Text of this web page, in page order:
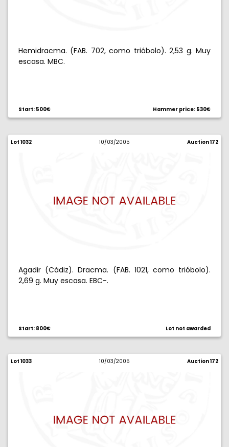
Hemidracma. (FAB. 702, como trióbolo). 2,53 g. Muy
escasa. MBC.
Start: 500€ Hammer price: 530€
Lot 1032 10/03/2005 Auction 172
Agadir (Cádiz). Dracma. (FAB. 1021, como trióbolo).
2,69 g. Muy escasa. EBC-.
Start: 800€ Lot not awarded
Lot 1033 10/03/2005 Auction 172